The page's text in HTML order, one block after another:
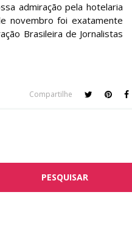
admiração pela hotelaria
novembro foi exatamente
Brasileira de Jornalistas
Compartilhe
PESQUISAR